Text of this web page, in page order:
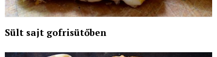
Sült sajt gofrisütőben